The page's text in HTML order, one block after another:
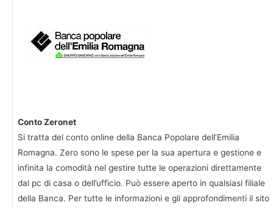
Conto Zeronet
Si tratta del conto online della Banca Popolare dell’Emilia
Romagna. Zero sono le spese per la sua apertura e gestione e
infinita la comodità nel gestire tutte le operazioni direttamente
dal pc di casa o dell’ufficio. Può essere aperto in qualsiasi filiale
della Banca. Per tutte le informazioni e gli approfondimenti il sito